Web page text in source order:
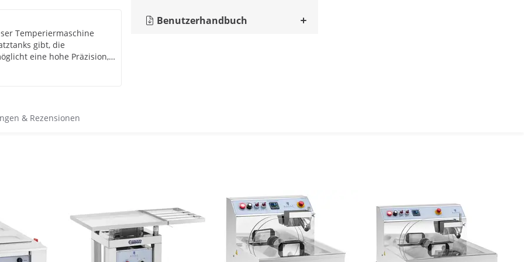
Benutzerhandbuch
Temperiermaschine
gibt, die
eine hohe Präzision,
& Rezensionen